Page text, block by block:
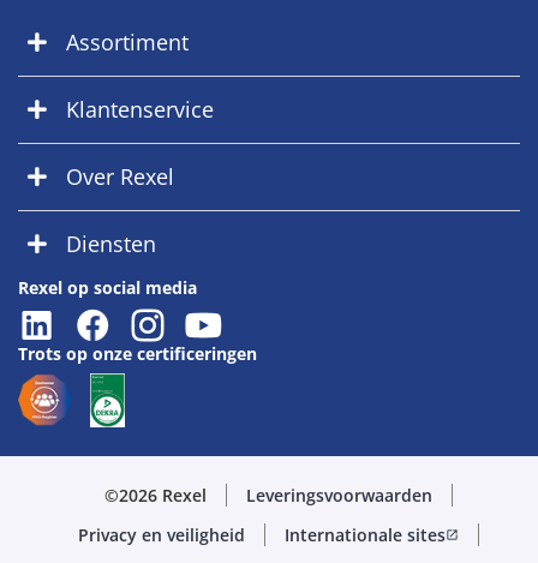
Assortiment
Klantenservice
Over Rexel
Diensten
Rexel op social media
Trots op onze certificeringen
©2026 Rexel
Leveringsvoorwaarden
Privacy en veiligheid
Internationale sitesopen_in_new